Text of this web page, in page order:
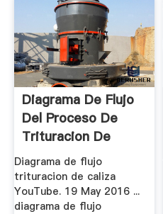
Diagrama De Flujo
Del Proceso De
Trituracion De
Material ...
Diagrama de flujo
trituracion de caliza
YouTube. 19 May 2016 ...
diagrama de flujo